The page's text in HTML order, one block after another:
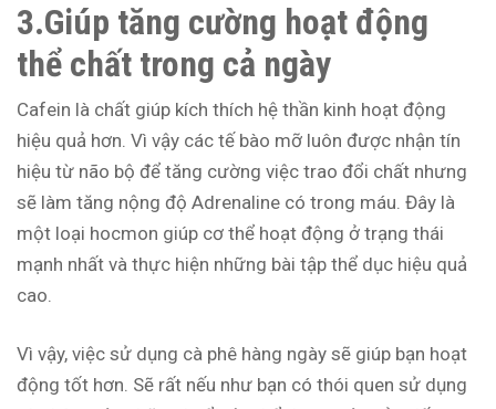
3.Giúp tăng cường hoạt động
thể chất trong cả ngày
Cafein là chất giúp kích thích hệ thần kinh hoạt động
hiệu quả hơn. Vì vậy các tế bào mỡ luôn được nhận tín
hiệu từ não bộ để tăng cường việc trao đổi chất nhưng
sẽ làm tăng nộng độ Adrenaline có trong máu. Đây là
một loại hocmon giúp cơ thể hoạt động ở trạng thái
mạnh nhất và thực hiện những bài tập thể dục hiệu quả
cao.
Vì vậy, việc sử dụng cà phê hàng ngày sẽ giúp bạn hoạt
động tốt hơn. Sẽ rất nếu như bạn có thói quen sử dụng